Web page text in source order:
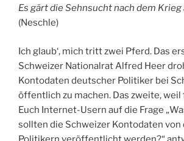
Es gärt die Sehnsucht nach dem Krieg
(Neschle)
Ich glaub‘, mich tritt zwei Pferd. Das
Schweizer Nationalrat Alfred Heer
Kontodaten deutscher Politiker bei
öffentlich zu machen. Das zweite,
Euch Internet-Usern auf die Frage
sollten die Schweizer Kontodaten von